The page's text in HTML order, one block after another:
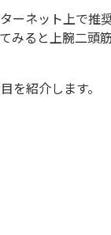
ーネット上で推
みると上腕二頭
を紹介します。